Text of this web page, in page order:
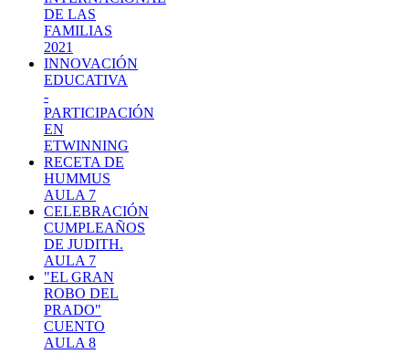
DE LAS
FAMILIAS
2021
INNOVACIÓN
EDUCATIVA
-
PARTICIPACIÓN
EN
ETWINNING
RECETA DE
HUMMUS
AULA 7
CELEBRACIÓN
CUMPLEAÑOS
DE JUDITH.
AULA 7
"EL GRAN
ROBO DEL
PRADO"
CUENTO
AULA 8